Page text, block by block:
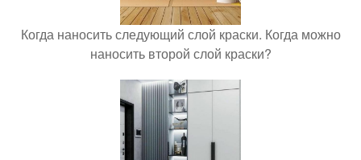
Когда наносить следующий слой краски. Когда можно
наносить второй слой краски?